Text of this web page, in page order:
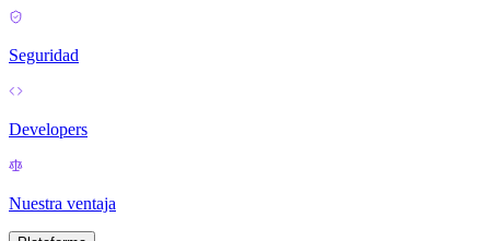
Seguridad
Developers
Nuestra ventaja